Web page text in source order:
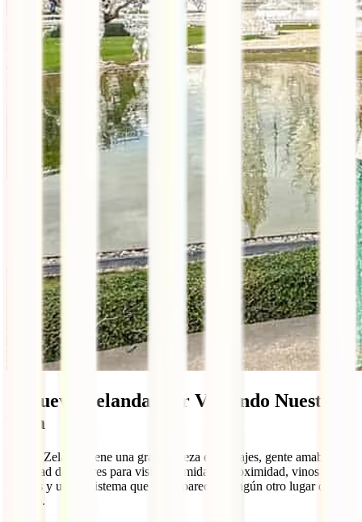
7. Nueva Zelanda, por Viajando Nuestra
Vida
Nueva Zelanda tiene una gran riqueza en paisajes, gente amable,
infinidad de lugares para visitar, comida de proximidad, vinos muy
buenos y un ecosistema que no se parece a ningún otro lugar del
mundo.